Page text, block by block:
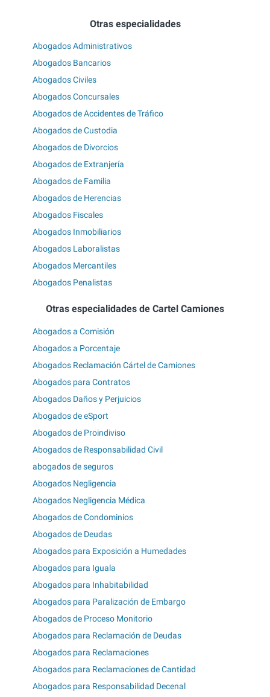
Otras especialidades
Abogados Administrativos
Abogados Bancarios
Abogados Civiles
Abogados Concursales
Abogados de Accidentes de Tráfico
Abogados de Custodia
Abogados de Divorcios
Abogados de Extranjería
Abogados de Familia
Abogados de Herencias
Abogados Fiscales
Abogados Inmobiliarios
Abogados Laboralistas
Abogados Mercantiles
Abogados Penalistas
Otras especialidades de Cartel Camiones
Abogados a Comisión
Abogados a Porcentaje
Abogados Reclamación Cártel de Camiones
Abogados para Contratos
Abogados Daños y Perjuicios
Abogados de eSport
Abogados de Proindiviso
Abogados de Responsabilidad Civil
abogados de seguros
Abogados Negligencia
Abogados Negligencia Médica
Abogados de Condominios
Abogados de Deudas
Abogados para Exposición a Humedades
Abogados para Iguala
Abogados para Inhabitabilidad
Abogados para Paralización de Embargo
Abogados de Proceso Monitorio
Abogados para Reclamación de Deudas
Abogados para Reclamaciones
Abogados para Reclamaciones de Cantidad
Abogados para Responsabilidad Decenal